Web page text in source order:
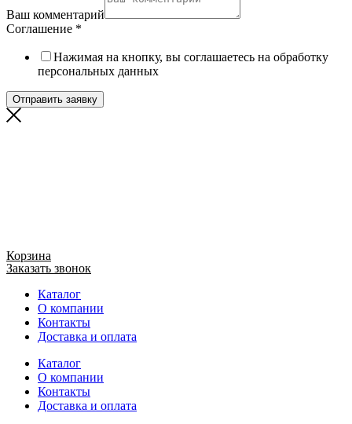
Ваш комментарий
Соглашение *
Нажимая на кнопку, вы соглашаетесь на обработку
персональных данных
Отправить заявку
Корзина
Заказать звонок
Каталог
О компании
Контакты
Доставка и оплата
Каталог
О компании
Контакты
Доставка и оплата